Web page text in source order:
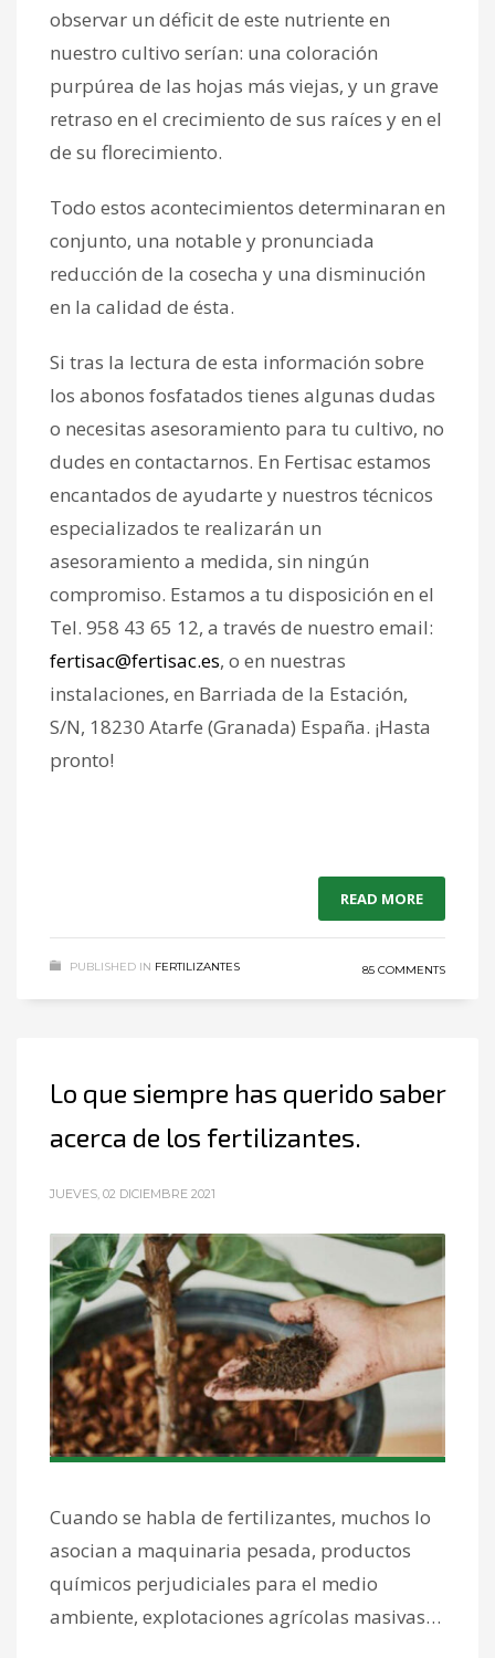
observar un déficit de este nutriente en
nuestro cultivo serían: una coloración
purpúrea de las hojas más viejas, y un grave
retraso en el crecimiento de sus raíces y en el
de su florecimiento.
Todo estos acontecimientos determinaran en
conjunto, una notable y pronunciada
reducción de la cosecha y una disminución
en la calidad de ésta.
Si tras la lectura de esta información sobre
los abonos fosfatados tienes algunas dudas
o necesitas asesoramiento para tu cultivo, no
dudes en contactarnos. En Fertisac estamos
encantados de ayudarte y nuestros técnicos
especializados te realizarán un
asesoramiento a medida, sin ningún
compromiso. Estamos a tu disposición en el
Tel. 958 43 65 12, a través de nuestro email:
fertisac@fertisac.es, o en nuestras
instalaciones, en Barriada de la Estación,
S/N, 18230 Atarfe (Granada) España. ¡Hasta
pronto!
READ MORE
PUBLISHED IN FERTILIZANTES 85 COMMENTS
Lo que siempre has querido saber
acerca de los fertilizantes.
JUEVES, 02 DICIEMBRE 2021
Cuando se habla de fertilizantes, muchos lo
asocian a maquinaria pesada, productos
químicos perjudiciales para el medio
ambiente, explotaciones agrícolas masivas…